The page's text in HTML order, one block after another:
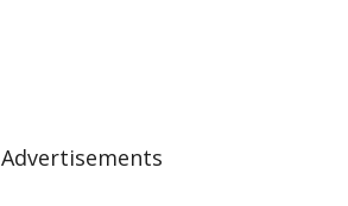
Advertisements